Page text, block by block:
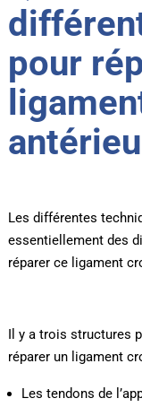
pour
Les différentes
essentiellement des
réparer ce ligament
Il y a trois structures
réparer un ligament
Les tendons de